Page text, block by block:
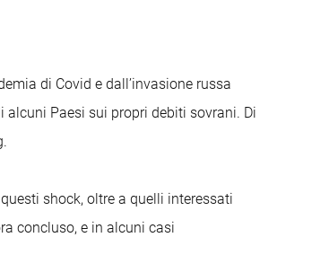
di Covid e dall’invasione russa
alcuni Paesi sui propri debiti sovrani. Di
shock, oltre a quelli interessati
concluso, e in alcuni casi